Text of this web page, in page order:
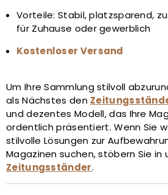
Vorteile: Stabil, platzsparend,
für Zuhause oder gewerblich
Kostenloser Versand
Um Ihre Sammlung stilvoll
als Nächstes den
und dezentes Modell, das Ihre
ordentlich präsentiert. Wenn Sie
stilvolle Lösungen zur
Magazinen suchen, stöbern Sie in
Zeitungsständer.